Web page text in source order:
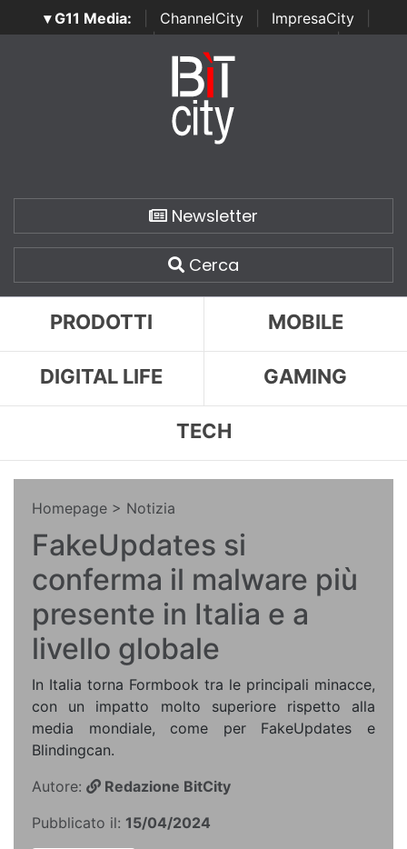
▾ G11 Media: ChannelCity ImpresaCity
SecurityOpenLab | Italian Channel Awards | Italian
Italian Security Awards
Newsletter
Cerca
PRODOTTI MOBILE
DIGITAL LIFE GAMING
TECH
Homepage > Notizia
FakeUpdates si
conferma il malware più
presente in Italia e a
livello globale
In Italia torna Formbook tra le principali minacce,
con un impatto molto superiore rispetto alla
media mondiale, come per FakeUpdates e
Blindingcan.
Autore:
Redazione BitCity
Pubblicato il: 15/04/2024